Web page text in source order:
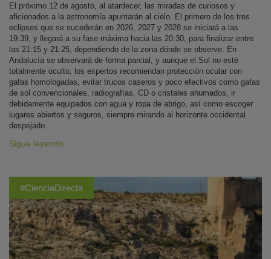
El próximo 12 de agosto, al atardecer, las miradas de curiosos y
aficionados a la astronomía apuntarán al cielo. El primero de los tres
eclipses que se sucederán en 2026, 2027 y 2028 se iniciará a las
19:39, y llegará a su fase máxima hacia las 20:30, para finalizar entre
las 21:15 y 21:25, dependiendo de la zona dónde se observe. En
Andalucía se observará de forma parcial, y aunque el Sol no esté
totalmente oculto, los expertos recomiendan protección ocular con
gafas homologadas, evitar trucos caseros y poco efectivos como gafas
de sol convencionales, radiografías, CD o cristales ahumados, ir
debidamente equipados con agua y ropa de abrigo, así como escoger
lugares abiertos y seguros, siempre mirando al horizonte occidental
despejado.
Sigue leyendo
#CienciaDirecta